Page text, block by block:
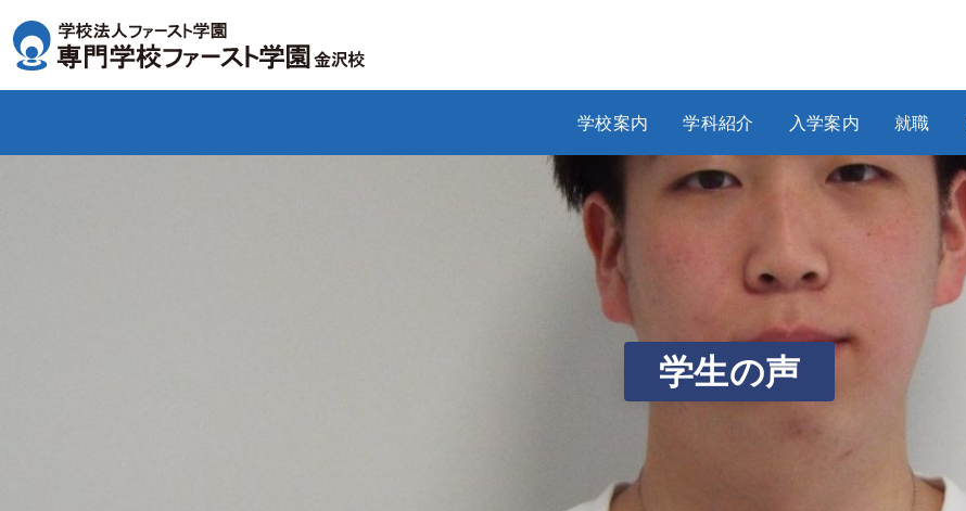
学校案内 学科紹介 入学案内 就職
学生の声